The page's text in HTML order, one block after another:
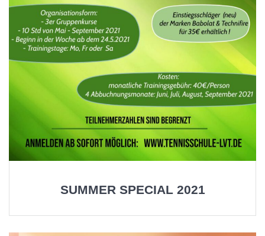
SUMMER SPECIAL 2021